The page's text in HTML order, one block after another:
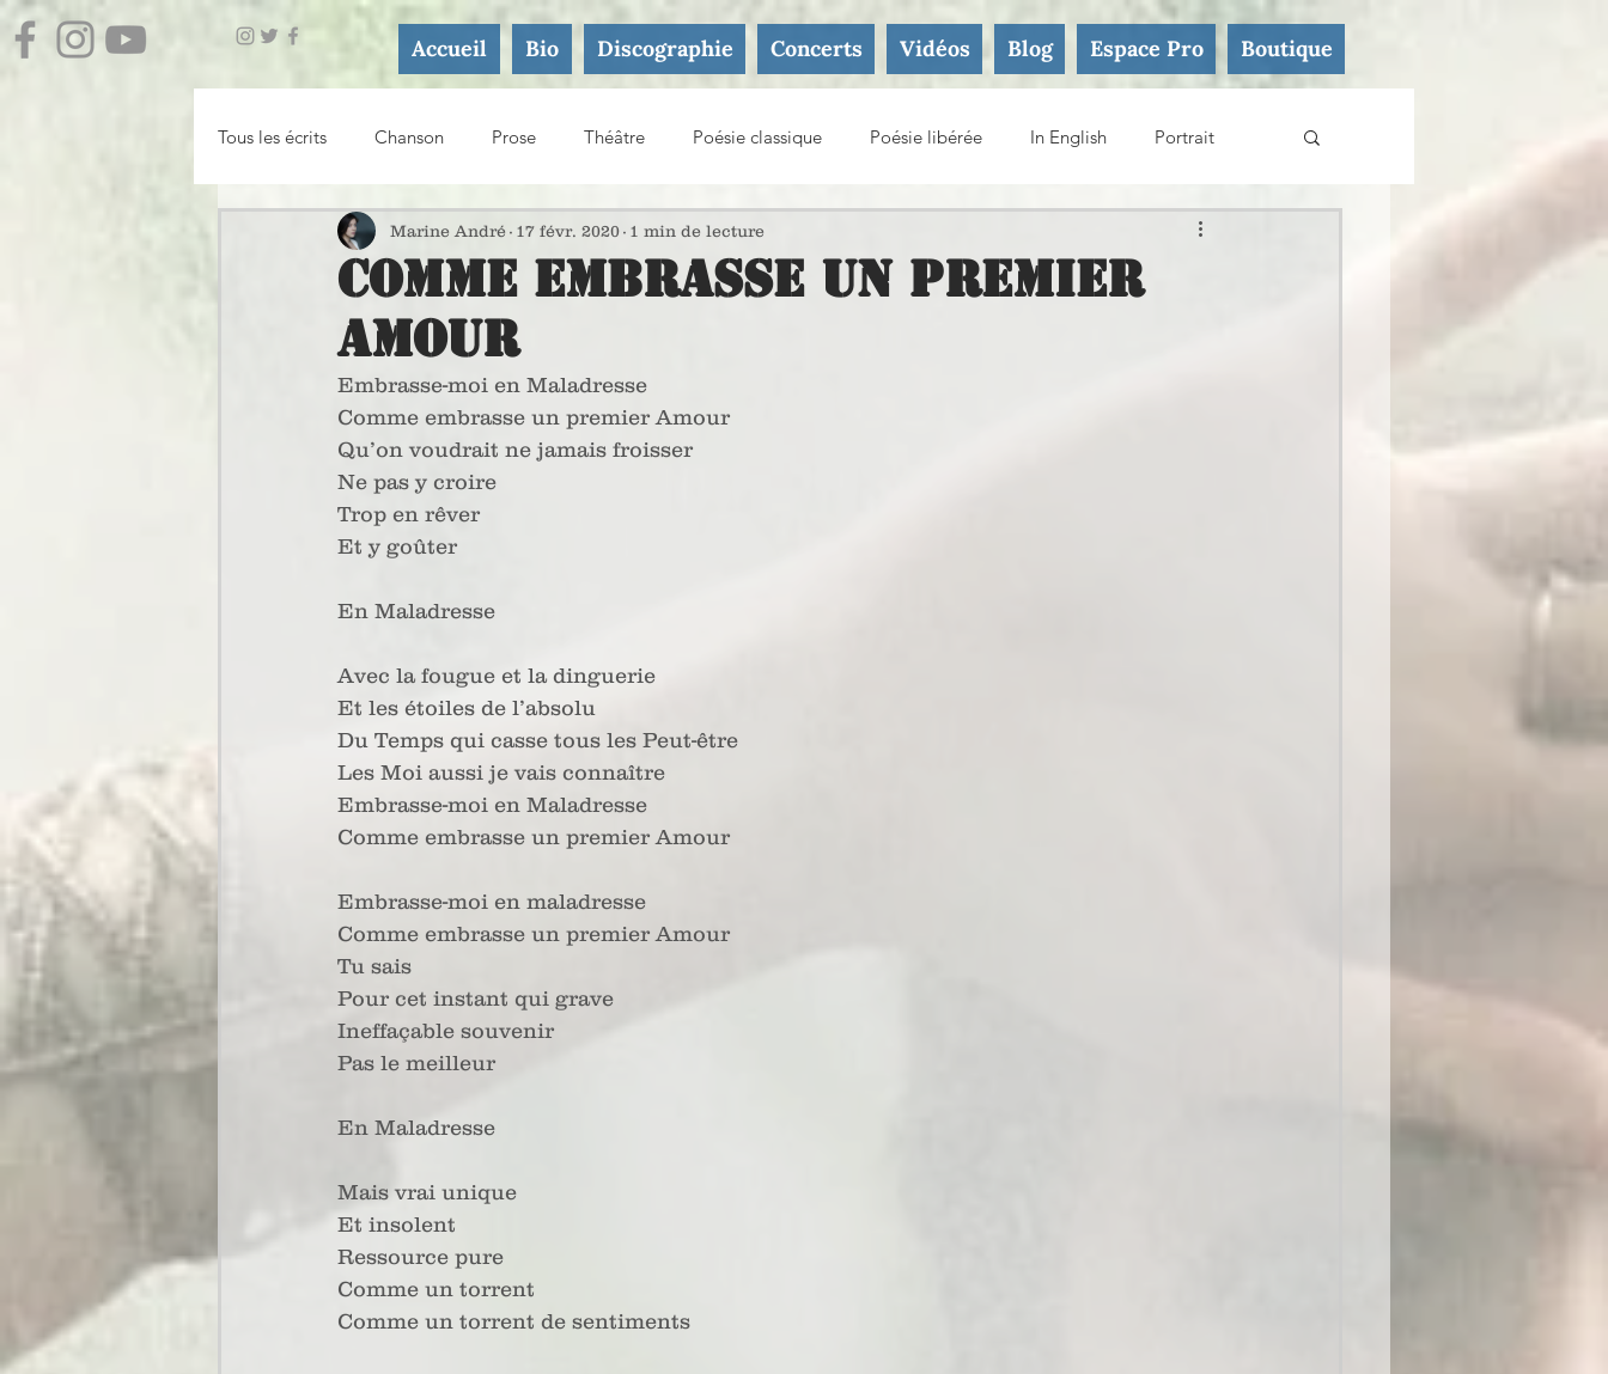
Accueil Bio Discographie Concerts Vidéos Blog Espace Pro Boutique
Tous les écrits Chanson Prose Théâtre Poésie classique Poésie libérée In English Portrait
Essai / Atelier d'écriture
Comme embrasse un premier
Amour
Marine André 17 févr. 2020 1 min de lecture
Embrasse-moi en Maladresse
Comme embrasse un premier Amour
Qu’on voudrait ne jamais froisser
Ne pas y croire
Trop en rêver
Et y goûter
En Maladresse
Avec la fougue et la dinguerie
Et les étoiles de l’absolu
Du Temps qui casse tous les Peut-être
Les Moi aussi je vais connaître
Embrasse-moi en Maladresse
Comme embrasse un premier Amour
Embrasse-moi en maladresse
Comme embrasse un premier Amour
Tu sais
Pour cet instant qui grave
Ineffaçable souvenir
Pas le meilleur
En Maladresse
Mais vrai unique
Et insolent
Ressource pure
Comme un torrent
Comme un torrent de sentiments